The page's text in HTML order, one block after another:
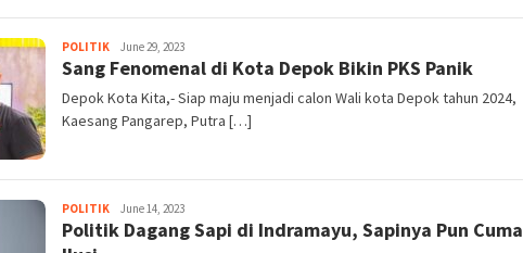
POLITIK Redaksi
June 29, 2023
Sang Fenomenal di Kota Depok Bikin PKS Panik
Depok Kota Kita,- Siap maju menjadi calon Wali kota Depok tahun 2024,
Kaesang Pangarep, Putra […]
POLITIK Redaksi
June 14, 2023
Politik Dagang Sapi di Indramayu, Sapinya Pun Cuma